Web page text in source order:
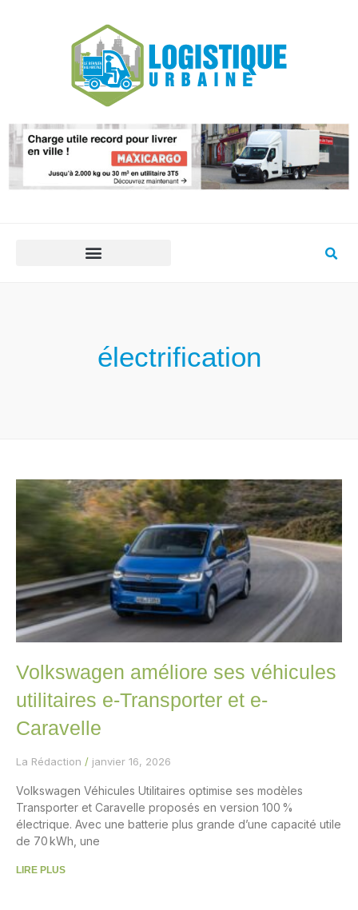
électrification
Volkswagen améliore ses véhicules
utilitaires e-Transporter et e-
Caravelle
La Rédaction janvier 16, 2026
Volkswagen Véhicules Utilitaires optimise ses modèles
Transporter et Caravelle proposés en version 100 %
électrique. Avec une batterie plus grande d’une capacité utile
de 70 kWh, une
LIRE PLUS